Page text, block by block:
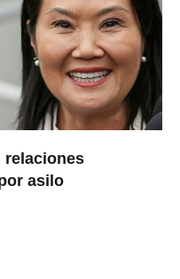
relaciones
asilo